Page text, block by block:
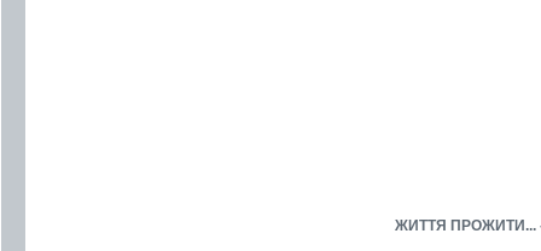
ЖИТТЯ ПРОЖИТИ... -